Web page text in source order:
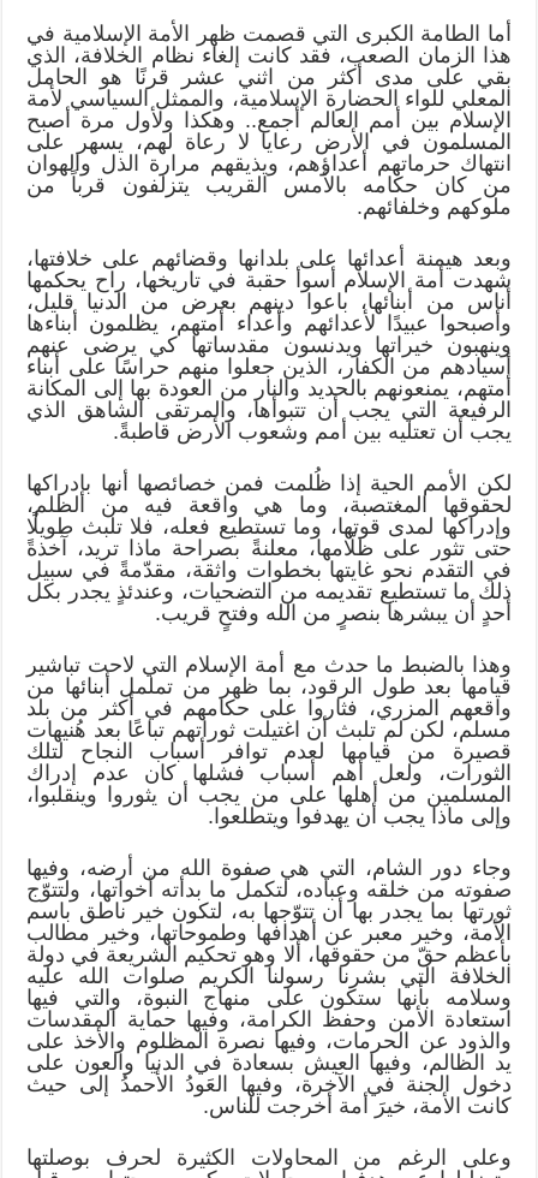
أما الطامة الكبرى التي قصمت ظهر الأمة الإسلامية في
هذا الزمان الصعب، فقد كانت إلغاء نظام الخلافة، الذي
بقي على مدى أكثر من اثني عشر قرنًا هو الحامل
المعلي للواء الحضارة الإسلامية، والممثل السياسي لأمة
الإسلام بين أمم العالم أجمع.. وهكذا ولأول مرة أصبح
المسلمون في الأرض رعايا لا رعاة لهم، يسهر على
انتهاك حرماتهم أعداؤهم، ويذيقهم مرارة الذل والهوان
من كان حكامه بالأمس القريب يتزلفون قرباً من
ملوكهم وخلفائهم.
وبعد هيمنة أعدائها على بلدانها وقضائهم على خلافتها،
شهدت أمة الإسلام أسوأ حقبة في تاريخها، راح يحكمها
أناس من أبنائها، باعوا دينهم بعرض من الدنيا قليل،
وأصبحوا عبيدًا لأعدائهم وأعداء أمتهم، يظلمون أبناءها
وينهبون خيراتها ويدنسون مقدساتها كي يرضى عنهم
أسيادهم من الكفار، الذين جعلوا منهم حراسًا على أبناء
أمتهم، يمنعونهم بالحديد والنار من العودة بها إلى المكانة
الرفيعة التي يجب أن تتبوأها، والمرتقى الشاهق الذي
يجب أن تعتليه بين أمم وشعوب الأرض قاطبةً.
لكن الأمم الحية إذا ظُلمت فمن خصائصها أنها بإدراكها
لحقوقها المغتصبة، وما هي واقعة فيه من الظلم،
وإدراكها لمدى قوتها، وما تستطيع فعله، فلا تلبث طويلًا
حتى تثور على ظلّامها، معلنةً بصراحة ماذا تريد، آخذةً
في التقدم نحو غايتها بخطوات واثقة، مقدّمةً في سبيل
ذلك ما تستطيع تقديمه من التضحيات، وعندئذٍ يجدر بكل
أحدٍ أن يبشرها بنصرٍ من الله وفتحٍ قريب.
وهذا بالضبط ما حدث مع أمة الإسلام التي لاحت تباشير
قيامها بعد طول الرقود، بما ظهر من تململ أبنائها من
واقعهم المزري، فثاروا على حكامهم في أكثر من بلد
مسلم، لكن لم تلبث أن اغتيلت ثوراتهم تباعًا بعد هُنيهات
قصيرة من قيامها لعدم توافر أسباب النجاح لتلك
الثورات، ولعل أهم أسباب فشلها كان عدم إدراك
المسلمين من أهلها على من يجب أن يثوروا وينقلبوا،
وإلى ماذا يجب أن يهدفوا ويتطلعوا.
وجاء دور الشام، التي هي صفوة الله من أرضه، وفيها
صفوته من خلقه وعباده، لتكمل ما بدأته أخواتها، ولتتوّج
ثورتها بما يجدر بها أن تتوّجها به، لتكون خير ناطق باسم
الأمة، وخير معبر عن أهدافها وطموحاتها، وخير مطالب
بأعظم حقّ من حقوقها، ألا وهو تحكيم الشريعة في دولة
الخلافة التي بشرنا رسولنا الكريم صلوات الله عليه
وسلامه بأنها ستكون على منهاج النبوة، والتي فيها
استعادة الأمن وحفظ الكرامة، وفيها حماية المقدسات
والذود عن الحرمات، وفيها نصرة المظلوم والأخذ على
يد الظالم، وفيها العيش بسعادة في الدنيا والعون على
دخول الجنة في الآخرة، وفيها العَودُ الأحمدُ إلى حيث
كانت الأمة، خيرَ أمة أخرجت للناس.
وعلى الرغم من المحاولات الكثيرة لحرف بوصلتها